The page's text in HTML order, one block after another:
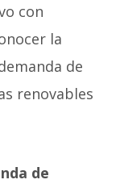
con
la
de
renovables
de